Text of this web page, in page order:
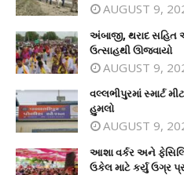
AUGUST 9,
અંબાજી, થરાદ
ઉત્સાહથી ઊજવાયો
AUGUST 9,
વલ્લભીપુરમાં સ્માર્ટ
હુમલો
AUGUST 9,
આશા વર્કર અને
ઉકેલ માટે કર્યુ ઉગ્ર